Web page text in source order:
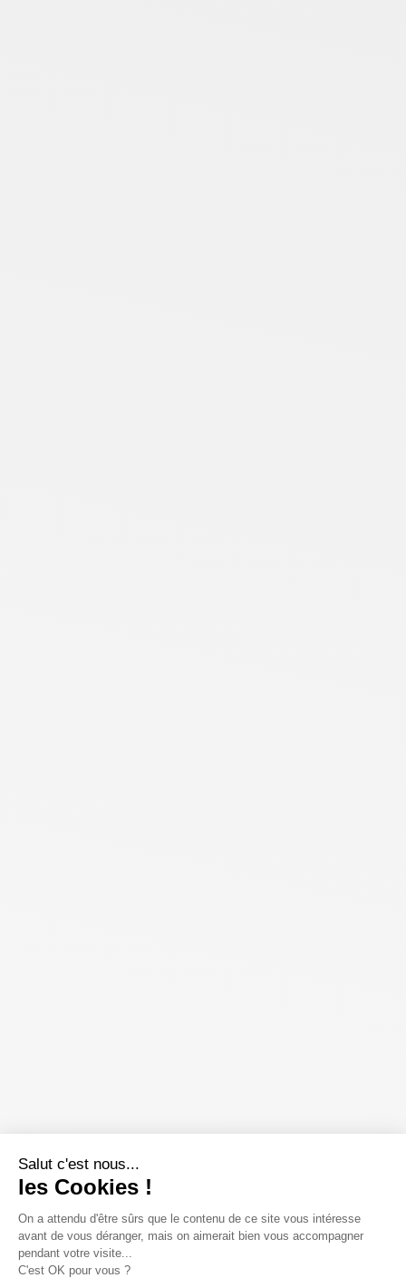
Salut c'est nous...
les Cookies !
On a attendu d'être sûrs que le contenu de ce site vous intéresse
avant de vous déranger, mais on aimerait bien vous accompagner
pendant votre visite...
C'est OK pour vous ?